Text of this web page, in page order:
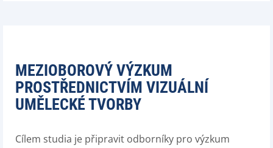
MEZIOBOROVÝ VÝZKUM
PROSTŘEDNICTVÍM VIZUÁLNÍ
UMĚLECKÉ TVORBY
Cílem studia je připravit odborníky pro výzkum